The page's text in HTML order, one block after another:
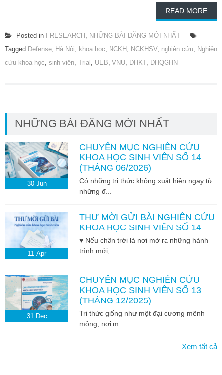
READ MORE
Posted in I RESEARCH
NHỮNG BÀI ĐĂNG MỚI NHẤT
Tagged Defense Hà Nội khoa học NCKH NCKHSV, nghiên cứu
Nghiên
cứu khoa học sinh viên Trial UEB VNU ĐHKT, ĐHQGHN
NHỮNG BÀI ĐĂNG MỚI NHẤT
30 Jun
CHUYÊN MỤC NGHIÊN CỨU
KHOA HỌC SINH VIÊN SỐ 14
(THÁNG 06/2026)
Có những tri thức không xuất hiện ngay từ
những đ...
11 Apr
THƯ MỜI GỬI BÀI NGHIÊN CỨU
KHOA HỌC SINH VIÊN SỐ 14
♥ Nếu chân trời là nơi mở ra những hành
trình mới,...
31 Dec
CHUYÊN MỤC NGHIÊN CỨU
KHOA HỌC SINH VIÊN SỐ 13
(THÁNG 12/2025)
Tri thức giống như một đại dương mênh
mông, nơi m...
Xem tất cả